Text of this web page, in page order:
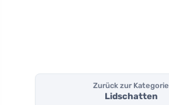
Zurück zur Kategorie
Lidschatten